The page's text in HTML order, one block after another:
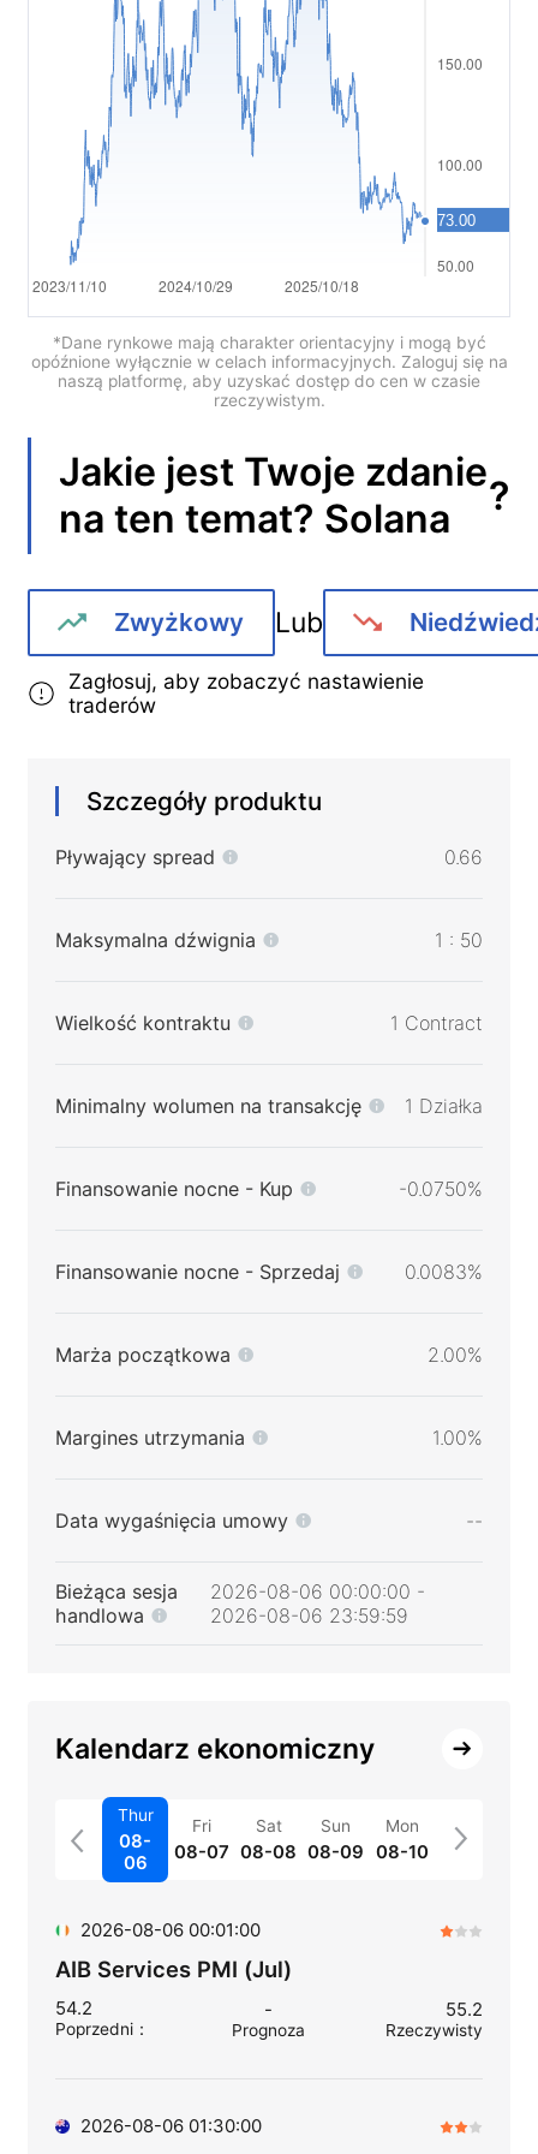
繁體中文
Tiếng việt
Bahasa Indonesia
Bahasa Melayu
हिन्दी
*Dane rynkowe mają charakter orientacyjny i mogą być
opóźnione wyłącznie w celach informacyjnych. Zaloguj się na
naszą platformę, aby uzyskać dostęp do cen w czasie
rzeczywistym.
Jakie jest Twoje zdanie
na ten temat? Solana ?
Zwyżkowy Lub
Zagłosuj, aby zobaczyć nastawienie
traderów
Szczegóły produktu
Pływający spread 0.66
Maksymalna dźwignia 1 : 50
Wielkość kontraktu 1 Contract
Minimalny wolumen na transakcję 1 Działka
Finansowanie nocne - Kup -0.0750%
Finansowanie nocne - Sprzedaj 0.0083%
Marża początkowa 2.00%
Margines utrzymania 1.00%
Data wygaśnięcia umowy --
Bieżąca sesja
handlowa
2026-08-06 00:00:00 -
2026-08-06 23:59:59
Kalendarz ekonomiczny
Thur
08-
06
Fri
08-07
Sat
08-08
Sun
08-09
Mon
08-10
2026-08-06 00:01:00
AIB Services PMI (Jul)
54.2
Poprzedni：
-
Prognoza
55.2
Rzeczywisty
2026-08-06 01:30:00